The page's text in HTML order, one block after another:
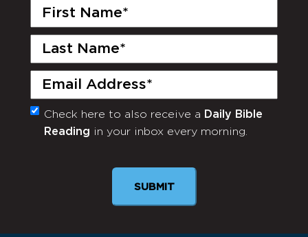
First
Last
Email
(Required)
Monthly
Newsletter
Check here to also receive a Daily Bible
Reading in your inbox every morning.